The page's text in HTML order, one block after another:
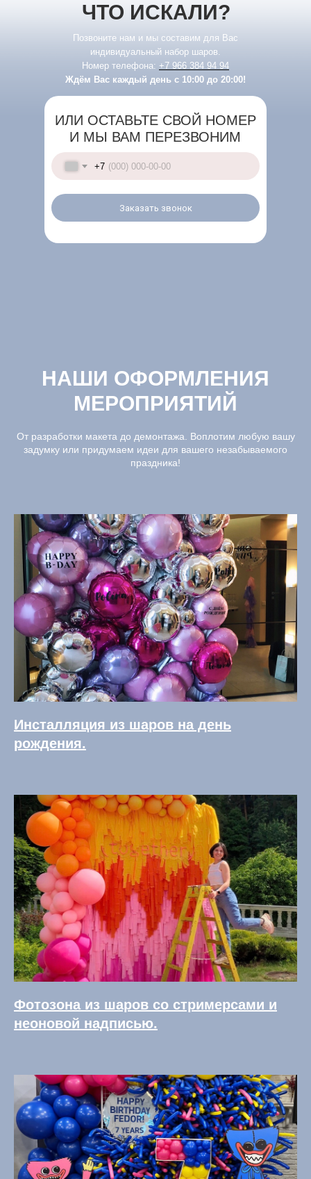
ЧТО ИСКАЛИ?
Позвоните нам и мы составим для Вас
индивидуальный набор шаров.
Номер телефона: +7 966 384 94 94
Ждём Вас каждый день с 10:00 до 20:00!
ИЛИ ОСТАВЬТЕ СВОЙ НОМЕР
И МЫ ВАМ ПЕРЕЗВОНИМ
+7
Заказать звонок
НАШИ ОФОРМЛЕНИЯ
МЕРОПРИЯТИЙ
От разработки макета до демонтажа. Воплотим любую вашу
задумку или придумаем идеи для вашего незабываемого
праздника!
Инсталляция из шаров на день
рождения.
Фотозона из шаров со стримерсами и
неоновой надписью.